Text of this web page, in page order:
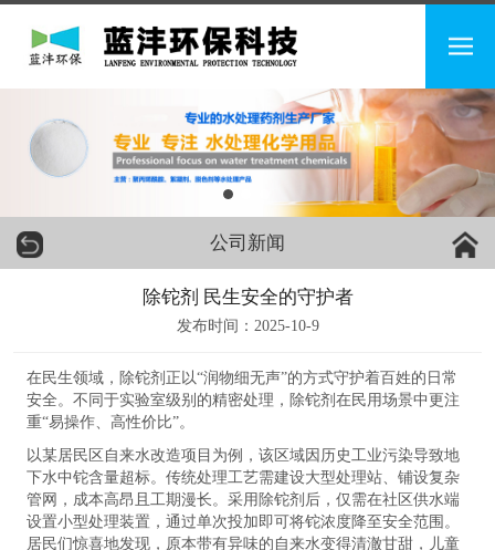
公司新闻
除铊剂 民生安全的守护者
发布时间：2025-10-9
在民生领域，除铊剂正以“润物细无声”的方式守护着百姓的日常
安全。不同于实验室级别的精密处理，除铊剂在民用场景中更注
重“易操作、高性价比”。
以某居民区自来水改造项目为例，该区域因历史工业污染导致地
下水中铊含量超标。传统处理工艺需建设大型处理站、铺设复杂
管网，成本高昂且工期漫长。采用除铊剂后，仅需在社区供水端
设置小型处理装置，通过单次投加即可将铊浓度降至安全范围。
居民们惊喜地发现，原本带有异味的自来水变得清澈甘甜，儿童